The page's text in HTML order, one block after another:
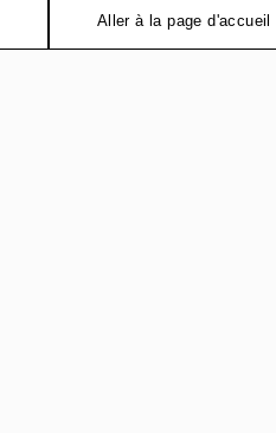
Aller à la page d'accueil